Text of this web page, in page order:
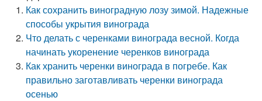
Как сохранить виноградную лозу зимой. Надежные
способы укрытия винограда
Что делать с черенками винограда весной. Когда
начинать укоренение черенков винограда
Как хранить черенки винограда в погребе. Как
правильно заготавливать черенки винограда
осенью